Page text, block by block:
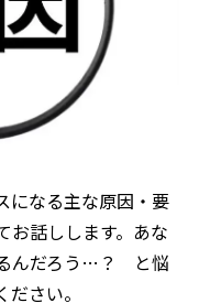
になる主な原因・要
お話しします。あな
んだろう…？ と悩
さい。